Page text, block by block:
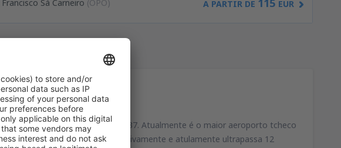
Sá Carneiro (OPO) A PARTIR DE 115 EUR
Foi aberto na primavera de 1937. Atualmente é o maior aeroporto tcheco
tem vindo a crescer sucessivamente e atulamente ultrapassa 12